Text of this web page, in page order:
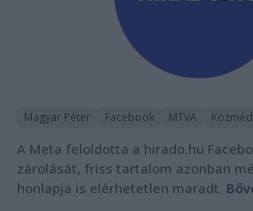
Magyar Péter Facebook MTVA
A Meta feloldotta a hirado.hu
zárolását, friss tartalom azonban
honlapja is elérhetetlen maradt.